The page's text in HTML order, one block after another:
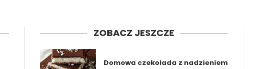
ZOBACZ JESZCZE
Domowa czekolada z nadzieniem